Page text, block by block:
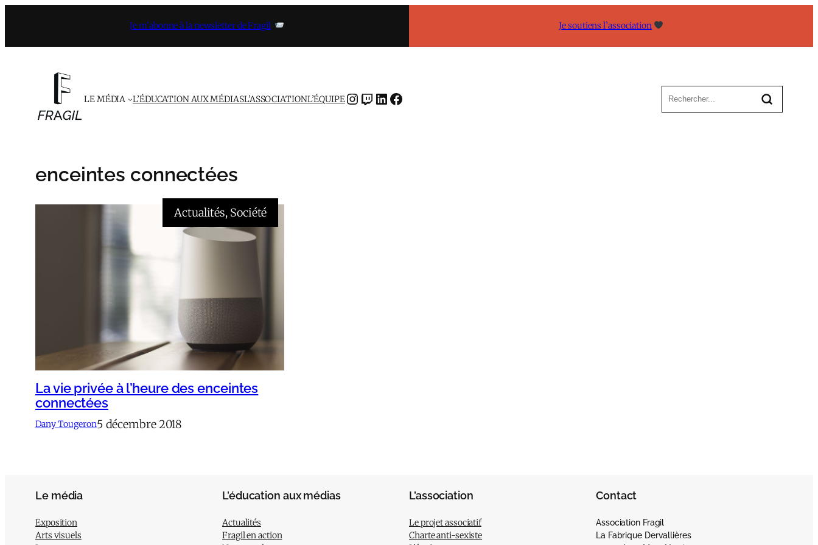
contenu
Je m’abonne à la newsletter de Fragil Je soutiens l’association
LE MÉDIA L’ÉDUCATION AUX MÉDIASL’ASSOCIATIONL’ÉQUIPEINSTAGRAMTWITCH LINKEDIN FACEBOOK
enceintes connectées
Actualités, Société
La vie privée à l’heure des enceintes
connectées
Dany Tougeron5 décembre 2018
Le média
Exposition
Arts visuels
L’éducation aux médias
Actualités
Fragil en action
L’association
Le projet associatif
Charte anti-sexiste
Contact
Association Fragil
La Fabrique Dervallières